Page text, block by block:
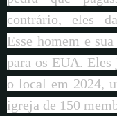
contrário, eles
Esse homem e
para os EUA.
o local em 2024,
igreja de 150